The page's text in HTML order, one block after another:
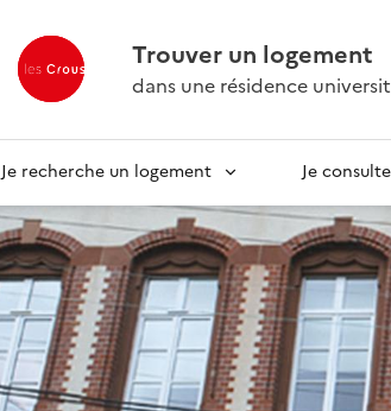
Trouver un logement
dans une résidence
Je recherche un logement Je